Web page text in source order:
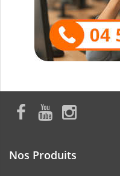
Nos Produits